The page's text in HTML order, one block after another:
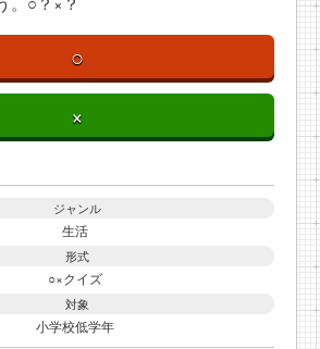
○
×
ジャンル
生活
形式
○×クイズ
対象
小学校低学年